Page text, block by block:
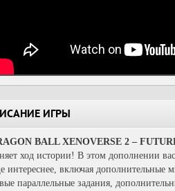
ИГРЫ
BALL XENOVERSE 2 –
ход истории! В этом дополнении
интереснее, включая дополнительные
параллельные задания,